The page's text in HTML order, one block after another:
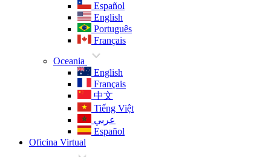
Español
English
Português
Français
Oceania
English
Français
中文
Tiếng Việt
عربي
Español
Oficina Virtual